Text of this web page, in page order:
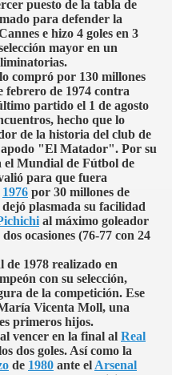
puesto de la tabla de
para defender la
e hizo 4 goles en 3
mayor en un
lo compró por 130 millones
febrero de 1974 contra
partido el 1 de agosto
hecho que lo
de la historia del club de
apodo "El Matador". Por su
el Mundial de Fútbol de
para que fuera
1976 por 30 millones de
plasmada su facilidad
al máximo goleador
ocasiones (76-77 con 24
de 1978 realizado en
con su selección,
de la competición. Ese
Vicenta Moll, una
primeros hijos.
al vencer en la final al Real
dos goles. Así como la
de 1980 ante el Arsenal